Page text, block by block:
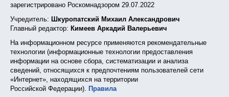
зарегистрировано Роскомнадзором 29.07.2022
Учредитель: Шкуропатский Михаил Александрович
Главный редактор: Кимеев Аркадий Валерьевич
На информационном ресурсе применяются рекомендательные
технологии (информационные технологии предоставления
информации на основе сбора, систематизации и анализа
сведений, относящихся к предпочтениям пользователей сети
«Интернет», находящихся на территории
Российской Федерации). Правила